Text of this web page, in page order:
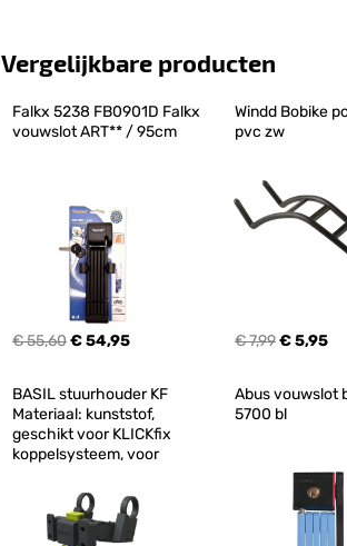
Vergelijkbare producten
Falkx 5238 FB0901D Falkx
vouwslot ART** / 95cm
€ 55,60€ 54,95
Windd Bobike
pvc zw
€ 7,99€ 5,95
BASIL stuurhouder KF
Materiaal: kunststof,
geschikt voor KLICKfix
koppelsysteem, voor
Abus vouwslot
5700 bl